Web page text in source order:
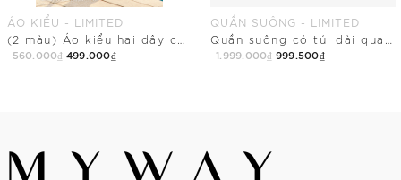
ÁO KIỂU - LIMITED
560.000₫ 499.000₫
QUẦN SUÔNG - LIMITED
1.999.000₫ 999.500₫